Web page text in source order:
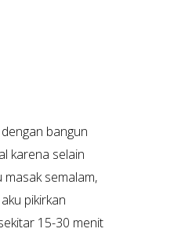
bangun
karena selain
masak semalam,
pikirkan
15-30 menit